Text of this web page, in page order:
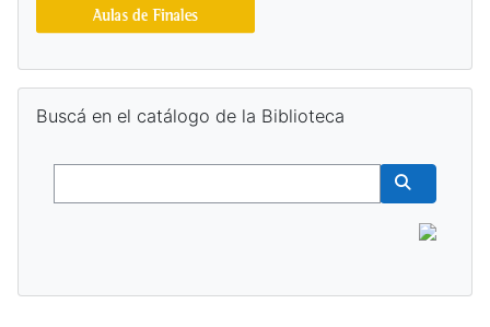
Buscá en el catálogo de la Biblioteca
Buscar